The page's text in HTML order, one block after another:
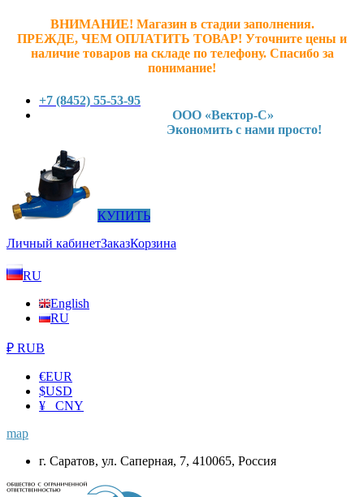
ВНИМАНИЕ! Магазин в стадии заполнения.
ПРЕЖДЕ, ЧЕМ ОПЛАТИТЬ ТОВАР! Уточните цены и
наличие товаров на складе по телефону. Спасибо за
понимание!
+7 (8452) 55-53-95
ООО «Вектор-С»
Экономить с нами просто!
КУПИТЬ
Личный кабинетЗаказКорзина
RU
English
RU
₽ RUB
€EUR
$USD
¥ CNY
map
г. Саратов, ул. Саперная, 7, 410065, Россия